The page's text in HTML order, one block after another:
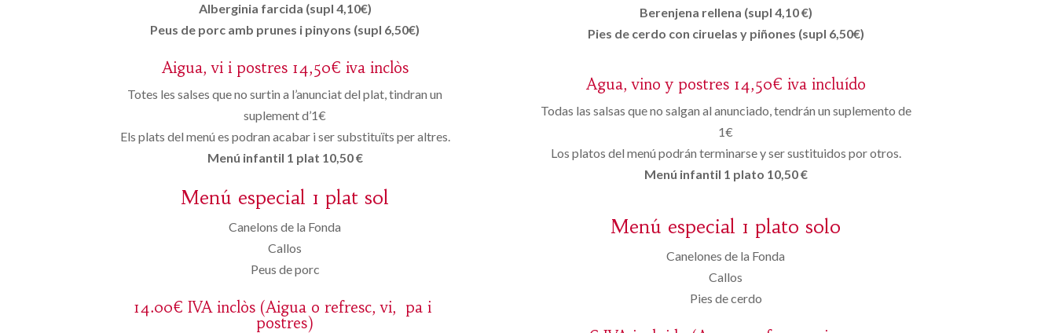
Alberginia farcida (supl 4,10€)
Peus de porc amb prunes i pinyons (supl 6,50€)
Aigua, vi i postres 14,50€ iva inclòs
Totes les salses que no surtin a l’anunciat del plat, tindran un
suplement d’1€
Els plats del menú es podran acabar i ser substituïts per altres.
Menú infantil 1 plat 10,50 €
Menú especial 1 plat sol
Canelons de la Fonda
Callos
Peus de porc
14.00€ IVA inclòs (Aigua o refresc, vi, pa i
postres)
Berenjena rellena (supl 4,10 €)
Pies de cerdo con ciruelas y piñones (supl 6,50€)
Agua, vino y postres 14,50€ iva incluído
Todas las salsas que no salgan al anunciado, tendrán un suplemento de
1€
Los platos del menú podrán terminarse y ser sustituidos por otros.
Menú infantil 1 plato 10,50 €
Menú especial 1 plato solo
Canelones de la Fonda
Callos
Pies de cerdo